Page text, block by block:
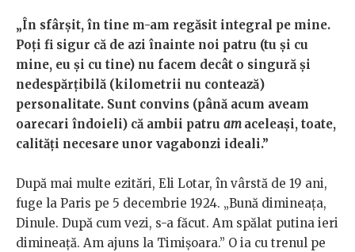
„În sfârșit, în tine m-am regăsit integral pe mine.
Poți fi sigur că de azi înainte noi patru (tu și cu
mine, eu și cu tine) nu facem decât o singură și
nedespărțibilă (kilometrii nu contează)
personalitate. Sunt convins (până acum aveam
oarecari îndoieli) că ambii patru am aceleași, toate,
calități necesare unor vagabonzi ideali.”
După mai multe ezitări, Eli Lotar, în vârstă de 19 ani,
fuge la Paris pe 5 decembrie 1924. „Bună dimineața,
Dinule. După cum vezi, s-a făcut. Am spălat putina ieri
dimineață. Am ajuns la Timișoara.” O ia cu trenul pe